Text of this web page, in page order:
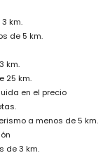
en Jávea, Costa
de Jávea), ruina
(Histórico de
Loreto, Puerto, Jávea),
lugar histórico (Pueblo
la Vila y Denia) (a
km.
de 5 km.
km.
25 km.
en el precio
a menos de 5 km.
de 3 km.